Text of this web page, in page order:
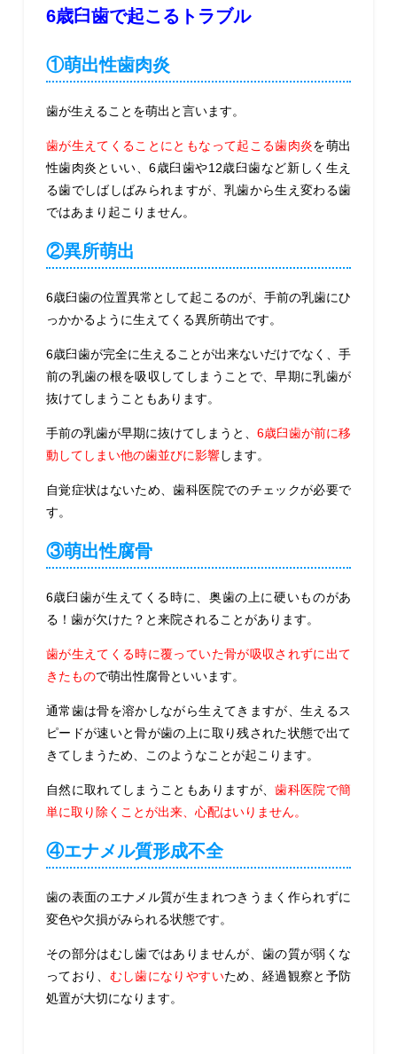
6歳臼歯で起こるトラブル
①萌出性歯肉炎
歯が生えることを萌出と言います。
歯が生えてくることにともなって起こる歯肉炎を萌出
性歯肉炎といい、6歳臼歯や12歳臼歯など新しく生え
る歯でしばしばみられますが、乳歯から生え変わる歯
ではあまり起こりません。
②異所萌出
6歳臼歯の位置異常として起こるのが、手前の乳歯にひ
っかかるように生えてくる異所萌出です。
6歳臼歯が完全に生えることが出来ないだけでなく、手
前の乳歯の根を吸収してしまうことで、早期に乳歯が
抜けてしまうこともあります。
手前の乳歯が早期に抜けてしまうと、6歳臼歯が前に移
動してしまい他の歯並びに影響します。
自覚症状はないため、歯科医院でのチェックが必要で
す。
③萌出性腐骨
6歳臼歯が生えてくる時に、奥歯の上に硬いものがあ
る！歯が欠けた？と来院されることがあります。
歯が生えてくる時に覆っていた骨が吸収されずに出て
きたもので萌出性腐骨といいます。
通常歯は骨を溶かしながら生えてきますが、生えるス
ピードが速いと骨が歯の上に取り残された状態で出て
きてしまうため、このようなことが起こります。
自然に取れてしまうこともありますが、歯科医院で簡
単に取り除くことが出来、心配はいりません。
④エナメル質形成不全
歯の表面のエナメル質が生まれつきうまく作られずに
変色や欠損がみられる状態です。
その部分はむし歯ではありませんが、歯の質が弱くな
っており、 むし歯になりやすいため、経過観察と予防
処置が大切になります。